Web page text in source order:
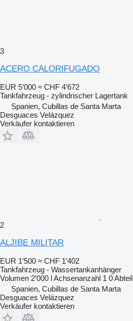
3
ACERO CALORIFUGADO
EUR 5’000 ≈ CHF 4’672
Tankfahrzeug - zylindrischer Lagertank
Spanien, Cubillas de Santa Marta
Desguaces Velázquez
Verkäufer kontaktieren
2
ALJIBE MILITAR
EUR 1’500 ≈ CHF 1’402
Tankfahrzeug - Wassertankanhänger
Volumen 2’000 lAchsenanzahl 1 0 Abteil
Spanien, Cubillas de Santa Marta
Desguaces Velázquez
Verkäufer kontaktieren